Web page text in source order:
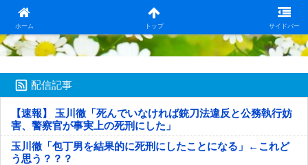
ホーム トップ サイドバー
日本第一！ニュース録
配信記事
【速報】 玉川徹「死んでいなければ銃刀法違反と公務執行妨
害、警察官が事実上の死刑にした」
玉川徹「包丁男を結果的に死刑にしたことになる」←これど
う思う？？？